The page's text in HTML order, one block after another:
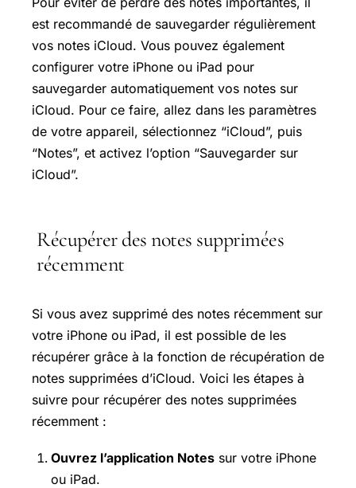
est recommandé de sauvegarder régulièrement
vos notes iCloud. Vous pouvez également
configurer votre iPhone ou iPad pour
sauvegarder automatiquement vos notes sur
iCloud. Pour ce faire, allez dans les paramètres
de votre appareil, sélectionnez “iCloud”, puis
“Notes”, et activez l’option “Sauvegarder sur
iCloud”.
Récupérer des notes supprimées
récemment
Si vous avez supprimé des notes récemment sur
votre iPhone ou iPad, il est possible de les
récupérer grâce à la fonction de récupération de
notes supprimées d’iCloud. Voici les étapes à
suivre pour récupérer des notes supprimées
récemment :
Ouvrez l’application Notes sur votre iPhone
ou iPad.